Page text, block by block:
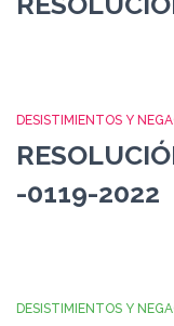
DESISTIMIENTOS Y
-0119-2022
DESISTIMIENTOS Y